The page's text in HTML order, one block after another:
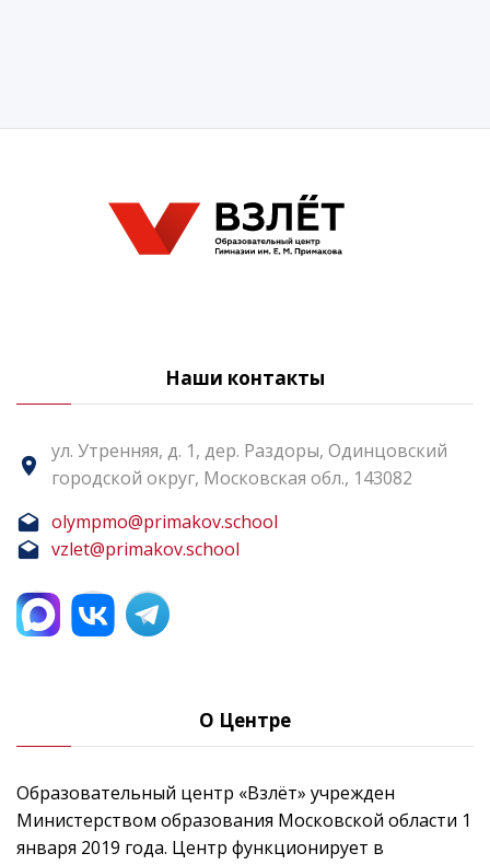
Наши контакты
ул. Утренняя, д. 1, дер. Раздоры, Одинцовский
городской округ, Московская обл., 143082
olympmo@primakov.school
vzlet@primakov.school
О Центре
Образовательный центр «Взлёт» учрежден
Министерством образования Московской области 1
января 2019 года. Центр функционирует в